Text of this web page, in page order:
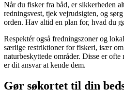
Når du fisker fra båd, er sikkerheden
redningsvest, tjek vejrudsigten, og
orden. Hav altid en plan for, hvad du
Respektér også fredningszoner og
særlige restriktioner for fiskeri, især
naturbeskyttede områder. Disse er
er dit ansvar at kende dem.
Gør søkortet til din